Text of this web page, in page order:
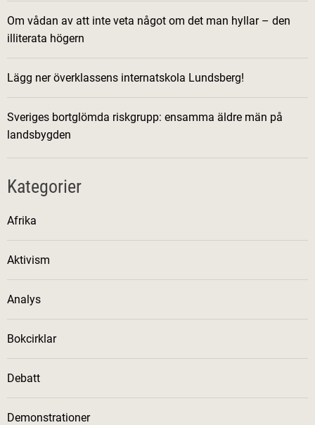
Om vådan av att inte veta något om det man hyllar – den
illiterata högern
Lägg ner överklassens internatskola Lundsberg!
Sveriges bortglömda riskgrupp: ensamma äldre män på
landsbygden
Kategorier
Afrika
Aktivism
Analys
Bokcirklar
Debatt
Demonstrationer